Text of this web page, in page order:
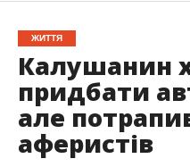
ЖИТТЯ
Калушанин
придбати
але
аферистів